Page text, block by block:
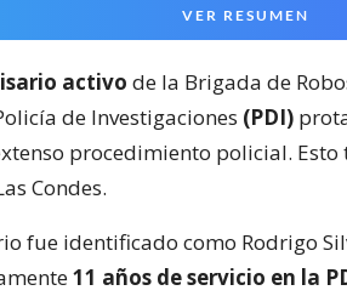
VER RESUMEN
activo de la Brigada de
de Investigaciones (PDI)
procedimiento policial.
Condes.
fue identificado como Rodrigo
11 años de servicio en la